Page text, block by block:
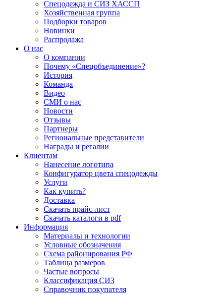
Спецодежда и СИЗ ХАССП
Хозяйственная группа
Подборки товаров
Новинки
Распродажа
О нас
О компании
Почему «Спецобъединение»?
История
Команда
Видео
СМИ о нас
Новости
Отзывы
Партнеры
Региональные представители
Награды и регалии
Клиентам
Нанесение логотипа
Конфигуратор цвета спецодежды
Услуги
Как купить?
Доставка
Скачать прайс-лист
Скачать каталоги в pdf
Информация
Материалы и технологии
Условные обозначения
Схема районирования РФ
Таблица размеров
Частые вопросы
Классификация СИЗ
Справочник покупателя